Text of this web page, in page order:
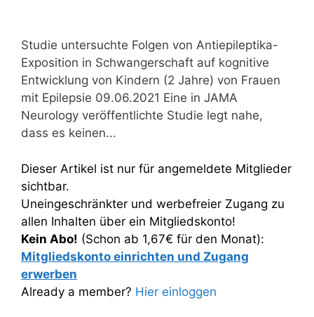
Studie untersuchte Folgen von Antiepileptika-
Exposition in Schwangerschaft auf kognitive
Entwicklung von Kindern (2 Jahre) von Frauen
mit Epilepsie 09.06.2021 Eine in JAMA
Neurology veröffentlichte Studie legt nahe,
dass es keinen...
Dieser Artikel ist nur für angemeldete Mitglieder
sichtbar.
Uneingeschränkter und werbefreier Zugang zu
allen Inhalten über ein Mitgliedskonto!
Kein Abo! (Schon ab 1,67€ für den Monat):
Mitgliedskonto einrichten und Zugang
erwerben
Already a member? Hier einloggen